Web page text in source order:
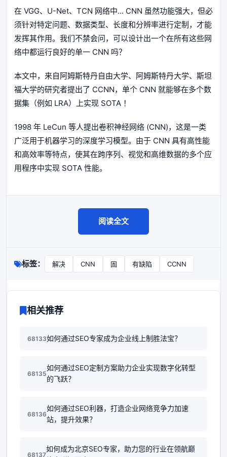
在 VGG、U-Net、TCN 网络中... CNN 虽然功能强大，但必
须针对特定问题、数据类型、长度和分辨率进行定制，才能
发挥其作用。我们不禁会问，可以设计出一个在所有这些网
络中都运行良好的单一 CNN 吗？
本文中，来自阿姆斯特丹自由大学、阿姆斯特丹大学、斯坦
福大学的研究者提出了 CCNN，单个 CNN 就能够在多个数
据集（例如 LRA）上实现 SOTA ！
1998 年 LeCun 等人提出卷积神经网络 (CNN)，这是一类
广泛用于机器学习的深度学习模型。由于 CNN 具有高性能
和高效率等特点，使其在跨序列、视觉和高维数据的多个应
用程序中实现 SOTA 性能。
阅读全文
标签： 解决 CNN 固 有缺陷 CCNN
相关推荐
68133如何通过SEO专家成为企业线上制胜法宝？
68135
如何通过SEO定制方案助力企业实现数字化转型
的飞跃？
68136
如何通过SEO利器，打造企业网络竞争力加速
站，提升效果？
68137
如何成为北京SEO专家，助力您的行业在领航巅